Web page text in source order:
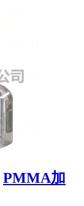
PMMA加